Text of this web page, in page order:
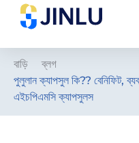
বাড়ি
ব্লগ
পুলুলান ক্যাপসুল কি?? বেনিফিট,
এইচপিএমসি ক্যাপসুলস